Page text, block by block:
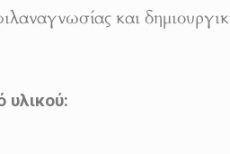
και
υλικού: